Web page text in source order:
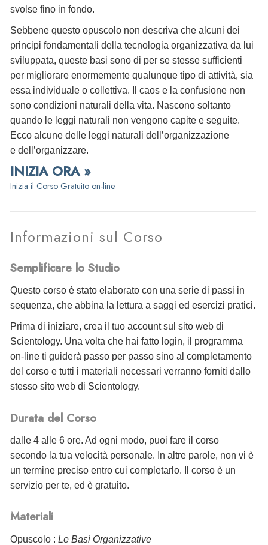
svolse fino in fondo.
Sebbene questo opuscolo non descriva che alcuni dei
principi fondamentali della tecnologia organizzativa da lui
sviluppata, queste basi sono di per se stesse sufficienti
per migliorare enormemente qualunque tipo di attività, sia
essa individuale o collettiva. Il caos e la confusione non
sono condizioni naturali della vita. Nascono soltanto
quando le leggi naturali non vengono capite e seguite.
Ecco alcune delle leggi naturali dell’organizzazione
e dell’organizzare.
INIZIA ORA »
Inizia il Corso Gratuito on-line.
Informazioni sul Corso
Semplificare lo Studio
Questo corso è stato elaborato con una serie di passi in
sequenza, che abbina la lettura a saggi ed esercizi pratici.
Prima di iniziare, crea il tuo account sul sito web di
Scientology. Una volta che hai fatto login, il programma
on-line ti guiderà passo per passo sino al completamento
del corso e tutti i materiali necessari verranno forniti dallo
stesso sito web di Scientology.
Durata del Corso
dalle 4 alle 6 ore. Ad ogni modo, puoi fare il corso
secondo la tua velocità personale. In altre parole, non vi è
un termine preciso entro cui completarlo. Il corso è un
servizio per te, ed è gratuito.
Materiali
Opuscolo : Le Basi Organizzative